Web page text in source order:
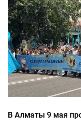
В Алматы 9 мая